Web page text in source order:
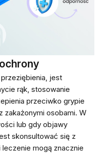
jest
rąk, stosowanie
przeciwko grypie
zakażonymi osobami. W
lub gdy objawy
skonsultować się z
leczenie mogą znacznie